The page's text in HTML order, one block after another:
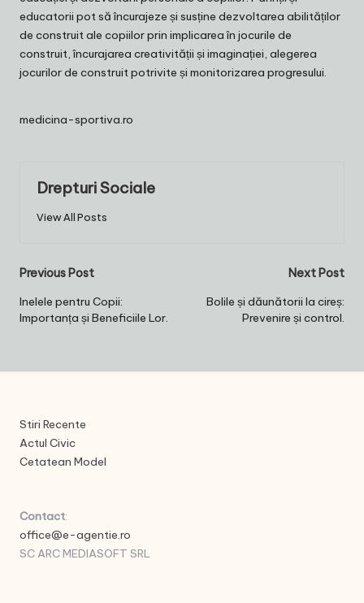
educatorii pot să încurajeze și susține dezvoltarea abilităților
de construit ale copiilor prin implicarea în jocurile de
construit, încurajarea creativității și imaginației, alegerea
jocurilor de construit potrivite și monitorizarea progresului.
medicina-sportiva.ro
Drepturi Sociale
View All Posts
Post
navigation
Previous Post
Inelele pentru Copii:
Importanța și Beneficiile Lor.
Next Post
Bolile și dăunătorii la cireș:
Prevenire și control.
Stiri Recente
Actul Civic
Cetatean Model
Contact:
office@e-agentie.ro
SC ARC MEDIASOFT SRL